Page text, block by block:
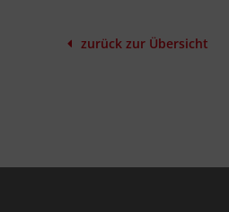
zurück zur Übersicht